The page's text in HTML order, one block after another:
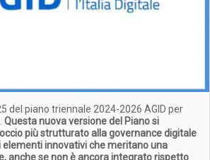
del piano triennale 2024-2026 AGID per
Questa nuova versione del Piano si
più strutturato alla governance digitale
innovativi che meritano una
anche se non è ancora integrato rispetto